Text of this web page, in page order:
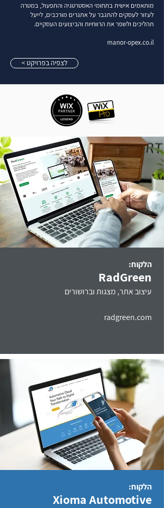
מותאמים אישית בתחומי האסטרטגיה והתפעול, במטרה
לעזור לעסקים להתגבר על אתגרים מורכבים, לייעל
תהליכים ולשפר את הרווחיות והביצועים העסקיים.
manor-opex.co.il
< לצפיה בפרויקט
הלקוח:
RadGreen
עיצוב אתר, מצגות וברושורים
radgreen.com
< לצפיה בפרויקט
הלקוח:
Xioma Automotive